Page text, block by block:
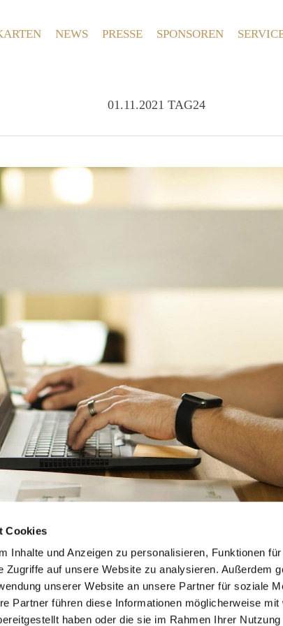
Cookies
Inhalte und Anzeigen zu personalisieren, Funktionen
Zugriffe auf unsere Website zu analysieren. Außerdem
unserer Website an unsere Partner für soziale
Partner führen diese Informationen möglicherweise mit
haben oder die sie im Rahmen Ihrer
NEWS PRESSE SPONSOREN
01.11.2021 TAG24